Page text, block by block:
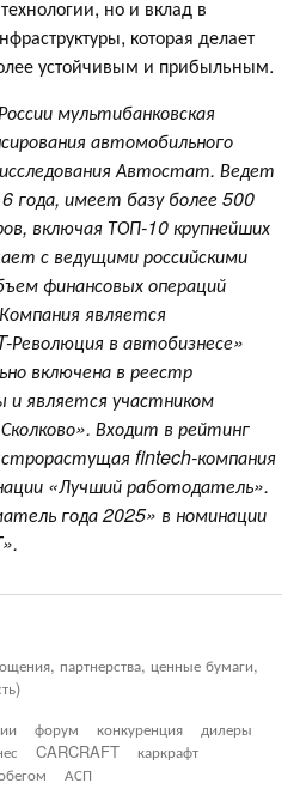
но и вклад в
которая делает
устойчивым и прибыльным.
мультибанковская
автомобильного
Автостат. Ведет
года, имеет базу более 500
включая ТОП-10 крупнейших
с ведущими российскими
финансовых операций
является
Революция в автобизнесе»
включена в реестр
и является участником
Входит в рейтинг
fintech-компания
«Лучший работодатель».
года 2025» в номинации
партнерства, ценные бумаги,
форум конкуренция
дилеры
CARCRAFT
каркрафт
АСП